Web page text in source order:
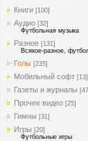
Книги [100]
Аудио [32]
Футбольная музыка
Разное [131]
Всякое-разное,
Голы [235]
Мобильный софт [13]
Газеты и журналы
Прочее видео [25]
Гимны [31]
Игры [20]
Футбольные игры